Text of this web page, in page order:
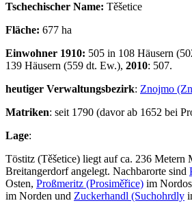
Tschechischer Name: Těšetice
Fläche: 677 ha
Einwohner 1910: 505 in 108 Häusern
139 Häusern (559 dt. Ew.), 2010: 507.
heutiger Verwaltungsbezirk: Znojmo
Matriken: seit 1790 (davor ab 1652 bei
Lage:
Töstitz (Těšetice) liegt auf ca. 236 Metern
Breitangerdorf angelegt. Nachbarorte sind
Osten, Proßmeritz (Prosiměřice) im
im Norden und Zuckerhandl (Suchohrdly